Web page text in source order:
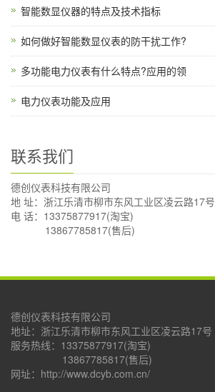
智能数显仪器的特点及技术指标
如何做好智能数显仪表的防干扰工作?
多功能电力仪表有什么特点?应用的领
电力仪表功能及应用
联系我们
德创仪表科技有限公司
地 址：浙江乐清市柳市东风工业区凌云路17号
电 话：13375877917(淘宝)
13867785817(售后)
德创仪表科技有限公司
地址：浙江乐清市柳市东风工业区凌云路17号
服务热线：13375877917(淘宝)
13867785817(售后)
网址：http://www.dcyb.com.cn/